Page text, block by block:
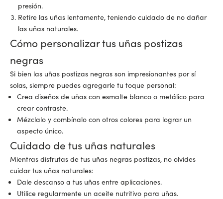
presión.
Retire las uñas lentamente, teniendo cuidado de no dañar
las uñas naturales.
Cómo personalizar tus uñas postizas
negras
Si bien las uñas postizas negras son impresionantes por sí
solas, siempre puedes agregarle tu toque personal:
Crea diseños de uñas con esmalte blanco o metálico para
crear contraste.
Mézclalo y combínalo con otros colores para lograr un
aspecto único.
Cuidado de tus uñas naturales
Mientras disfrutas de tus uñas negras postizas, no olvides
cuidar tus uñas naturales:
Dale descanso a tus uñas entre aplicaciones.
Utilice regularmente un aceite nutritivo para uñas.